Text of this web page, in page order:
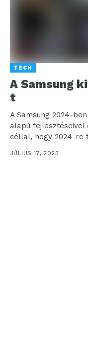
TECH
A Samsung
t
A Samsung 2024-
alapú fejlesztéseivel
céllal, hogy 2024-re
JÚLIUS 17, 2025